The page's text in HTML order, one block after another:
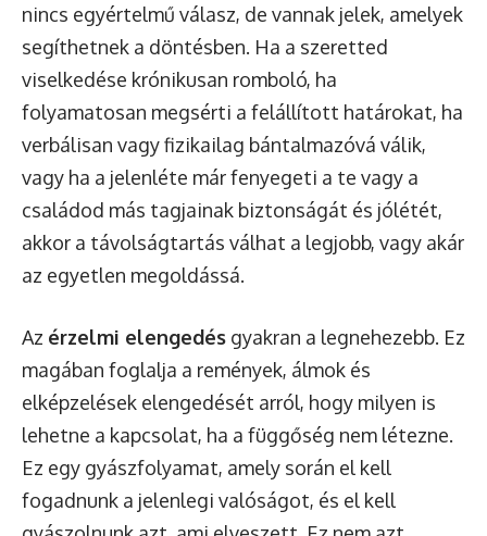
nincs egyértelmű válasz, de vannak jelek, amelyek
segíthetnek a döntésben. Ha a szeretted
viselkedése krónikusan romboló, ha
folyamatosan megsérti a felállított határokat, ha
verbálisan vagy fizikailag bántalmazóvá válik,
vagy ha a jelenléte már fenyegeti a te vagy a
családod más tagjainak biztonságát és jólétét,
akkor a távolságtartás válhat a legjobb, vagy akár
az egyetlen megoldássá.
Az érzelmi elengedés gyakran a legnehezebb. Ez
magában foglalja a remények, álmok és
elképzelések elengedését arról, hogy milyen is
lehetne a kapcsolat, ha a függőség nem létezne.
Ez egy gyászfolyamat, amely során el kell
fogadnunk a jelenlegi valóságot, és el kell